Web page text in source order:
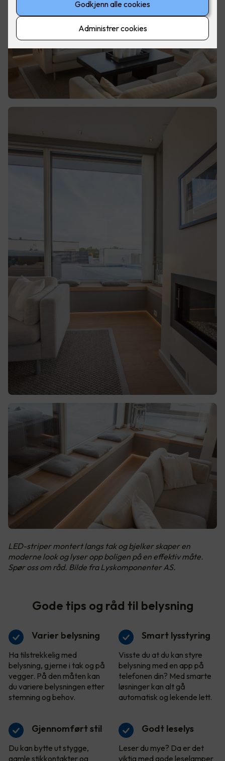
LED-striper montert langs tak og bjelker skaper en
moderne look og lyser opp boligen på en effektiv måte.
Spør oss om råd. Bilde fra Lyskomponenter AS.
Gode tips og råd til belysning
Varier belysning
Ha tilstrekkelig med
belysning, gjerne i tak og på
vegger. På den måten kan
du variere belysningen etter
stemning og behov.
Smart lysstyring
Visste du at du kan styre
belysning med en app på
telefonen din? Med smarte
løsninger kan alt gå
automatisk og lekende lett.
Gjennomført stil
Du kan bytte ut stygge,
gamle stikkontakter og
Godt leselys
Leser du mye? Da er det
viktig med gode leselamper